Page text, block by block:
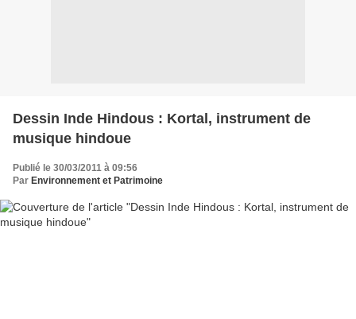
Dessin Inde Hindous : Kortal, instrument de
musique hindoue
Publié le 30/03/2011 à 09:56
Par Environnement et Patrimoine